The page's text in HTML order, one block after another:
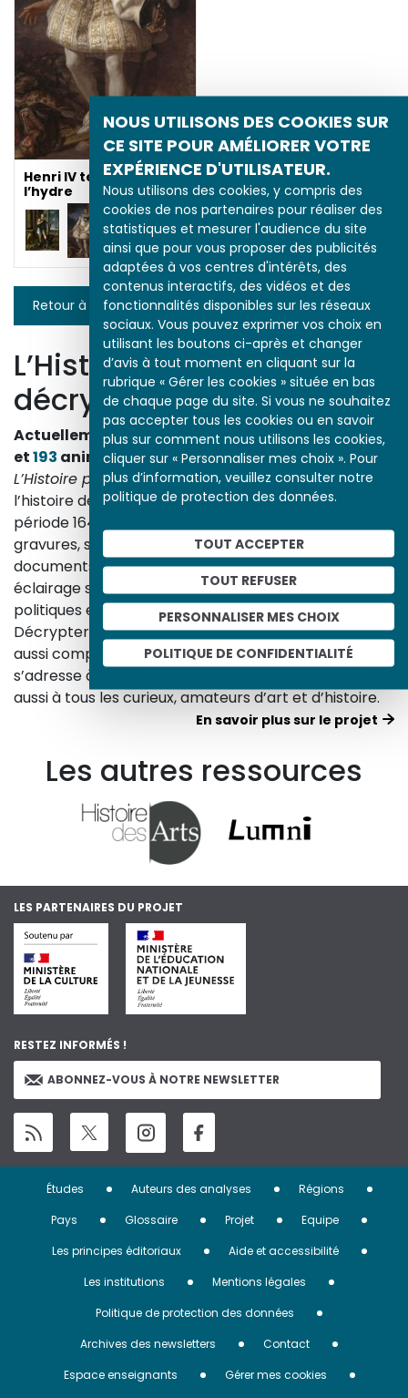
NOUS UTILISONS DES COOKIES SUR
CE SITE POUR AMÉLIORER VOTRE
EXPÉRIENCE D'UTILISATEUR.
Nous utilisons des cookies, y compris des
cookies de nos partenaires pour réaliser des
statistiques et mesurer l'audience du site
ainsi que pour vous proposer des publicités
adaptées à vos centres d'intérêts, des
contenus interactifs, des vidéos et des
fonctionnalités disponibles sur les réseaux
sociaux. Vous pouvez exprimer vos choix en
utilisant les boutons ci-après et changer
d’avis à tout moment en cliquant sur la
rubrique « Gérer les cookies » située en bas
de chaque page du site. Si vous ne souhaitez
pas accepter tous les cookies ou en savoir
plus sur comment nous utilisons les cookies,
cliquer sur « Personnaliser mes choix ». Pour
plus d’information, veuillez consulter notre
politique de protection des données.
TOUT ACCEPTER
TOUT REFUSER
PERSONNALISER MES CHOIX
POLITIQUE DE CONFIDENTIALITÉ
Henri IV terrassant
l’hydre
Retour à la liste
L’Histoire par l’image
décrypte l’histoire
Actuellement en ligne3153 œuvres,1748études
et193 animations.
L’Histoire par l’imageexplore les événements de
l’histoire de France et les évolutions majeures de la
période 1643-1945. À travers des peintures, dessins,
gravures, sculptures, photographies, affiches,
documents d’archives, nos études proposent un
éclairage sur les réalités sociales, économiques,
politiques et culturelles d’une époque.
Décrypter les images et les événements d’hier, c’est
aussi comprendre ceux d’aujourd’hui. Un site qui
s’adresse à tous, famille, enseignants, élèves… mais
aussi à tous les curieux, amateurs d’art et d’histoire.
En savoir plus sur le projet
Les autres ressources
LES PARTENAIRES DU PROJET
RESTEZ INFORMÉS !
ABONNEZ-VOUS À NOTRE NEWSLETTER
Menu
Pied
page
Études Auteurs des analyses
Régions
Pays
Glossaire Projet
Equipe
Les principes éditoriaux
Aide et accessibilité
Les institutions
Mentions légales
Politique de protection des données
Archives des newsletters
Contact
Espace enseignants
Gérer mes cookies